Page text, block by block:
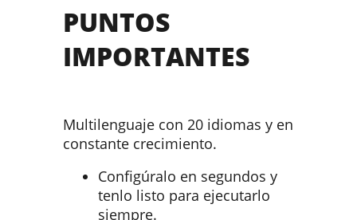
PUNTOS
IMPORTANTES
Multilenguaje con 20 idiomas y en
constante crecimiento.
Configúralo en segundos y
tenlo listo para ejecutarlo
siempre.